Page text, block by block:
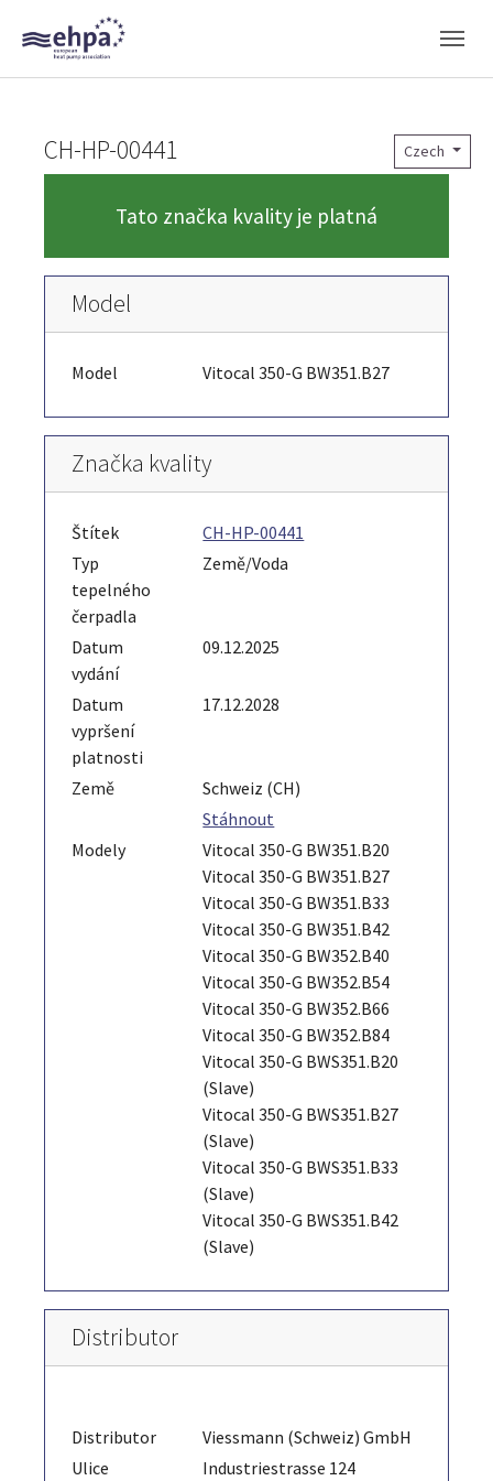
Skip to main navigation
Skip to main content
Skip to page footer
Czech
CH-HP-00441
Tato značka kvality je platná
Model
Model Vitocal 350-G BW351.B27
Značka kvality
Štítek
CH-HP-00441
Typ
tepelného
čerpadla
Země/Voda
Datum
vydání
09.12.2025
Datum
vypršení
platnosti
17.12.2028
Země
Schweiz (CH)
Stáhnout
Modely
Vitocal 350-G BW351.B20
Vitocal 350-G BW351.B27
Vitocal 350-G BW351.B33
Vitocal 350-G BW351.B42
Vitocal 350-G BW352.B40
Vitocal 350-G BW352.B54
Vitocal 350-G BW352.B66
Vitocal 350-G BW352.B84
Vitocal 350-G BWS351.B20
(Slave)
Vitocal 350-G BWS351.B27
(Slave)
Vitocal 350-G BWS351.B33
(Slave)
Vitocal 350-G BWS351.B42
(Slave)
Distributor
Distributor
Viessmann (Schweiz) GmbH
Ulice
Industriestrasse 124